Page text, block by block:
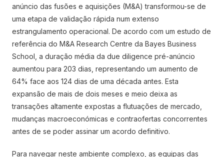
anúncio das fusões e aquisições (M&A) transformou-se de
uma etapa de validação rápida num extenso
estrangulamento operacional. De acordo com um estudo de
referência do M&A Research Centre da Bayes Business
School, a duração média da due diligence pré-anúncio
aumentou para 203 dias, representando um aumento de
64% face aos 124 dias de uma década antes. Esta
expansão de mais de dois meses e meio deixa as
transações altamente expostas a flutuações de mercado,
mudanças macroeconómicas e contraofertas concorrentes
antes de se poder assinar um acordo definitivo.
Para navegar neste ambiente complexo, as equipas das